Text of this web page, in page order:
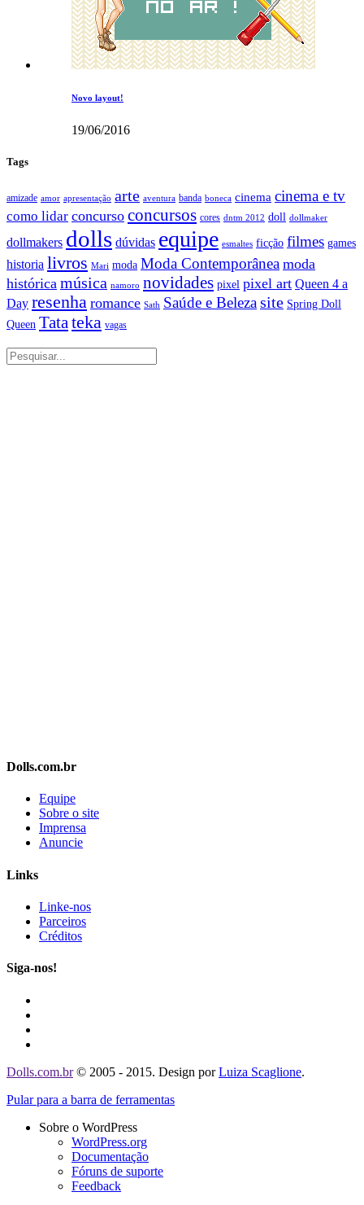
Novo layout!
19/06/2016
Tags
amizade amor apresentação arte aventura banda boneca cinema cinema e tv
como lidar concurso concursos cores dntm 2012 doll dollmaker
dollmakers dolls dúvidas equipe esmaltes ficção filmes games
historia livros Mari moda Moda Contemporânea moda
histórica música namoro novidades pixel pixel art Queen 4 a
Day resenha romance Sath Saúde e Belezasite Spring Doll
Queen Tatateka vagas
Dolls.com.br
Equipe
Sobre o site
Imprensa
Anuncie
Links
Linke-nos
Parceiros
Créditos
Siga-nos!
Dolls.com.br© 2005 - 2015. Design porLuiza Scaglione.
Pular para a barra de ferramentas
Sobre o WordPress
WordPress.org
Documentação
Fóruns de suporte
Feedback